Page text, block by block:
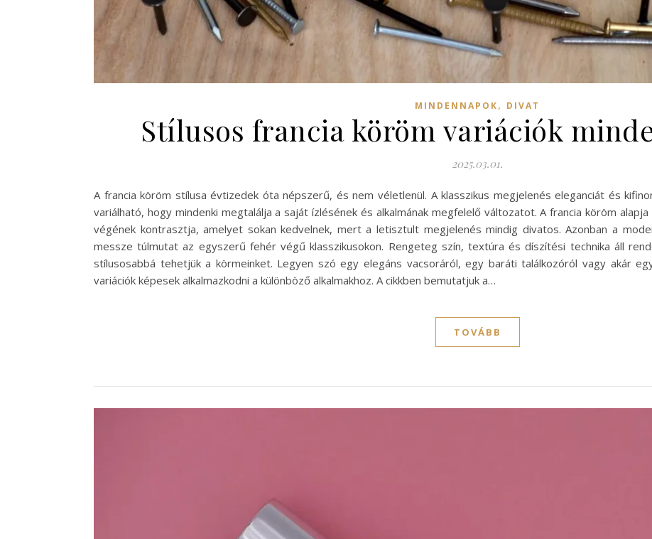
MINDENNAPOK, DIVAT
Stílusos francia köröm variációk
2025.03.01.
A francia köröm stílusa évtizedek óta népszerű, és nem véletlenül. A klasszikus megjelenés eleganciát és
variálható, hogy mindenki megtalálja a saját ízlésének és alkalmának megfelelő változatot. A francia köröm
végének kontrasztja, amelyet sokan kedvelnek, mert a letisztult megjelenés mindig divatos. Azonban a
messze túlmutat az egyszerű fehér végű klasszikusokon. Rengeteg szín, textúra és díszítési technika áll
stílusosabbá tehetjük a körmeinket. Legyen szó egy elegáns vacsoráról, egy baráti találkozóról vagy akár
variációk képesek alkalmazkodni a különböző alkalmakhoz. A cikkben bemutatjuk a…
TOVÁBB